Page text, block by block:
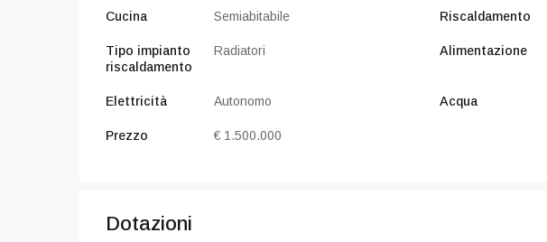
Cucina Semiabitabile Riscaldamento
Tipo impianto
riscaldamento
Radiatori Alimentazione
Elettricità Autonomo Acqua
Prezzo € 1.500.000
Dotazioni
Villa indipendente con vista